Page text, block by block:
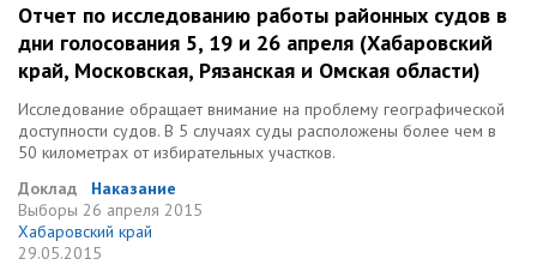
Отчет по исследованию работы районных судов в
дни голосования 5, 19 и 26 апреля (Хабаровский
край, Московская, Рязанская и Омская области)
Исследование обращает внимание на проблему географической
доступности судов. В 5 случаях суды расположены более чем в
50 километрах от избирательных участков.
Доклад
Наказание
Выборы 26 апреля 2015
Хабаровский край
29.05.2015